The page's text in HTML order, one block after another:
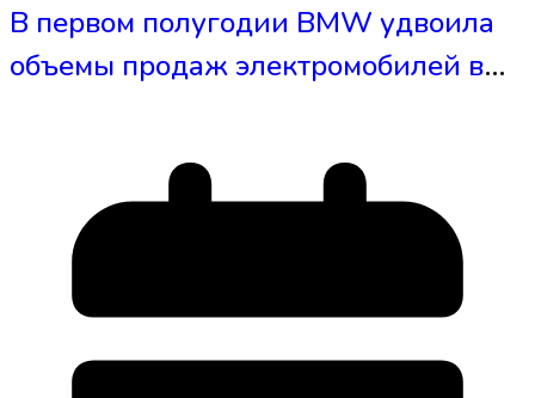
В первом полугодии BMW удвоила
объемы продаж электромобилей в